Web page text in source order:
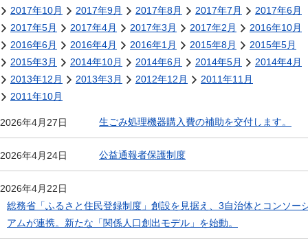
2017年10月
2017年9月 2017年8月 2017年7月
2017年6月
2017年5月
2017年4月 2017年3月 2017年2月
2016年10月
2016年6月
2016年4月 2016年1月 2015年8月
2015年5月
2015年3月
2014年10月 2014年6月 2014年5月
2014年4月
2013年12月
2013年3月 2012年12月
2011年11月
2011年10月
2026年4月27日 生ごみ処理機器購入費の補助を交付します。
2026年4月24日 公益通報者保護制度
2026年4月22日
総務省「ふるさと住民登録制度」創設を見据え、3自治体とコンソー
アムが連携。新たな「関係人口創出モデル」を始動。